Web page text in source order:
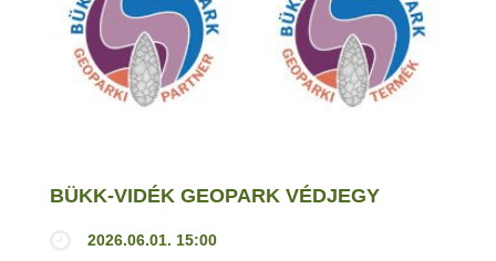
BÜKK-VIDÉK GEOPARK VÉDJEGY
2026.06.01. 15:00